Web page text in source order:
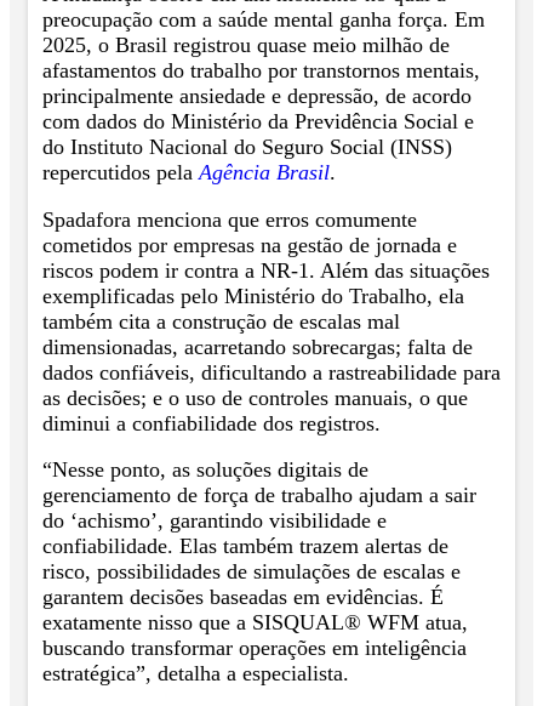
preocupação com a saúde mental ganha força. Em
2025, o Brasil registrou quase meio milhão de
afastamentos do trabalho por transtornos mentais,
principalmente ansiedade e depressão, de acordo
com dados do Ministério da Previdência Social e
do Instituto Nacional do Seguro Social (INSS)
repercutidos pelaAgência Brasil.
Spadafora menciona que erros comumente
cometidos por empresas na gestão de jornada e
riscos podem ir contra a NR-1. Além das situações
exemplificadas pelo Ministério do Trabalho, ela
também cita a construção de escalas mal
dimensionadas, acarretando sobrecargas; falta de
dados confiáveis, dificultando a rastreabilidade para
as decisões; e o uso de controles manuais, o que
diminui a confiabilidade dos registros.
“Nesse ponto, as soluções digitais de
gerenciamento de força de trabalho ajudam a sair
do ‘achismo’, garantindo visibilidade e
confiabilidade. Elas também trazem alertas de
risco, possibilidades de simulações de escalas e
garantem decisões baseadas em evidências. É
exatamente nisso que a SISQUAL® WFM atua,
buscando transformar operações em inteligência
estratégica”, detalha a especialista.